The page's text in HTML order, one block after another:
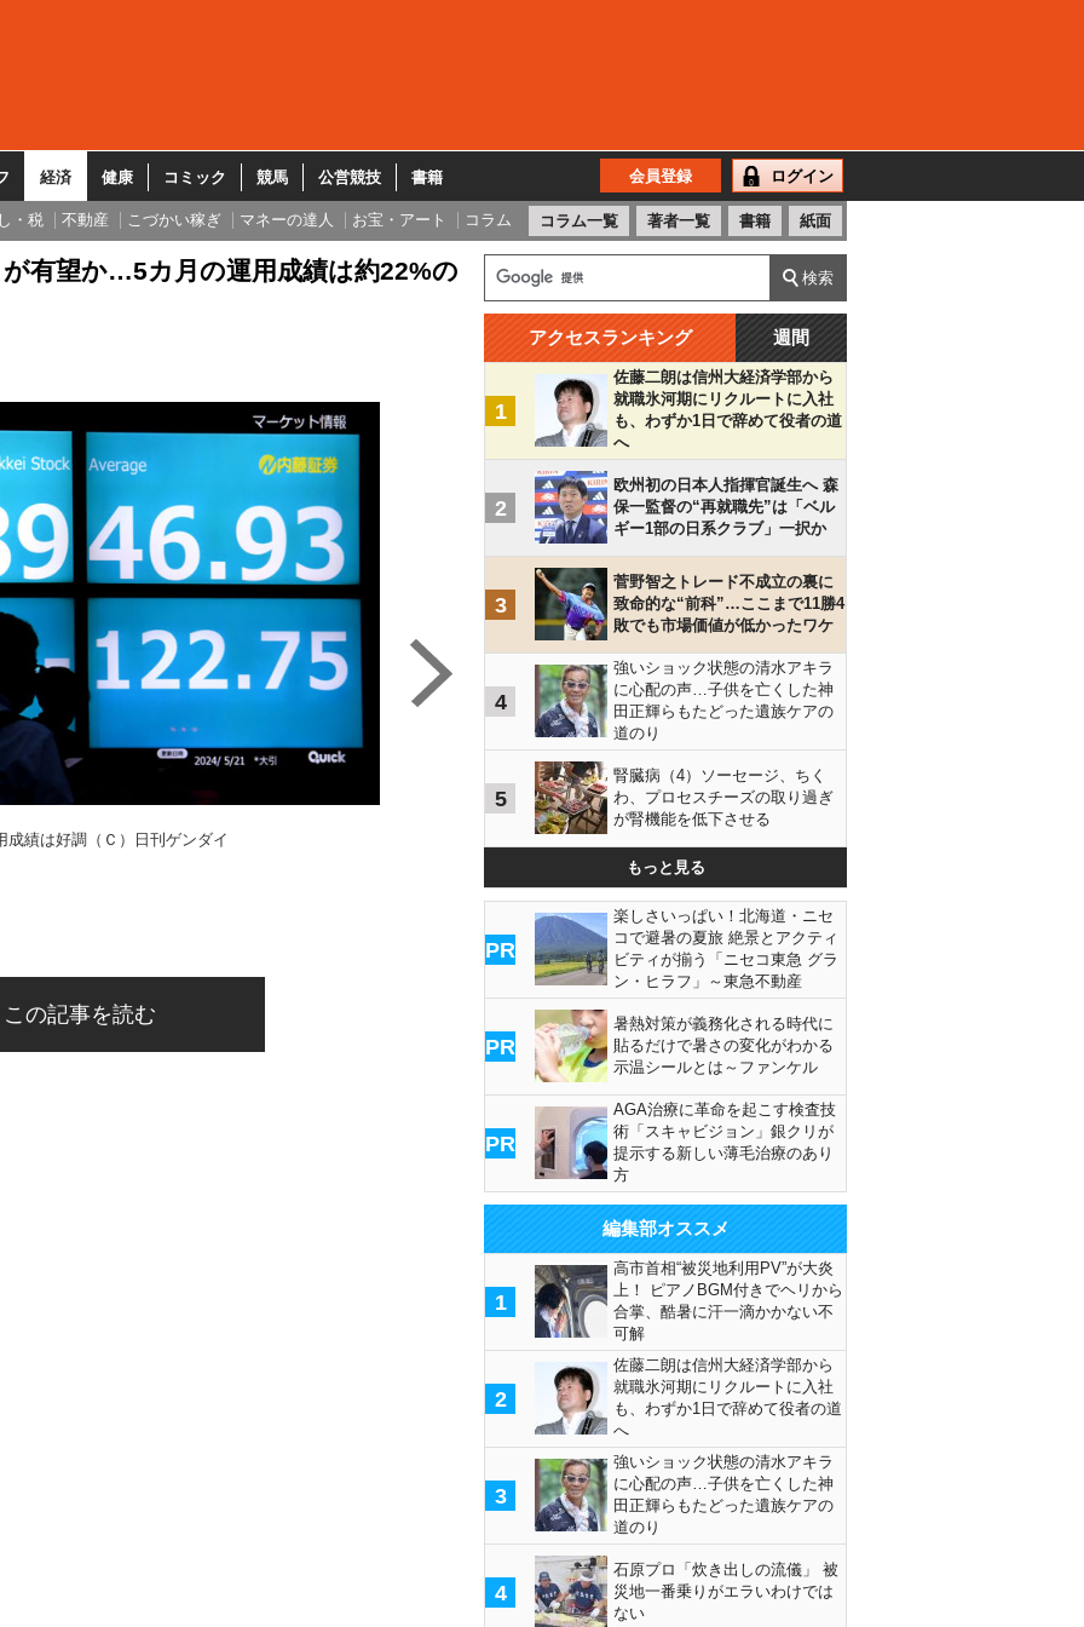
経済 健康 コミック 競馬 公営競技 書籍 会員登録 ログイン
・税 不動産 こづかい稼ぎ マネーの達人 お宝・アート コラム コラム一覧 著者一覧 書籍 紙面
有望か…5カ月の運用成績は約22%の
成績は好調（Ｃ）日刊ゲンダイ
この記事を読む
アクセスランキング 週間
1
佐藤二朗は信州大経済学部から
就職氷河期にリクルートに入社
も、わずか1日で辞めて役者の道
へ
2
欧州初の日本人指揮官誕生へ 森
保一監督の“再就職先”は「ベル
ギー1部の日系クラブ」一択か
3
菅野智之トレード不成立の裏に
致命的な“前科”…ここまで11勝4
敗でも市場価値が低かったワケ
4
強いショック状態の清水アキラ
に心配の声…子供を亡くした神
田正輝らもたどった遺族ケアの
道のり
5
腎臓病（4）ソーセージ、ちく
わ、プロセスチーズの取り過ぎ
が腎機能を低下させる
もっと見る
PR
楽しさいっぱい！北海道・ニセ
コで避暑の夏旅 絶景とアクティ
ビティが揃う「ニセコ東急 グラ
ン・ヒラフ」～東急不動産
PR
暑熱対策が義務化される時代に
貼るだけで暑さの変化がわかる
示温シールとは～ファンケル
PR
AGA治療に革命を起こす検査技
術「スキャビジョン」銀クリが
提示する新しい薄毛治療のあり
方
編集部オススメ
1
高市首相“被災地利用PV”が大炎
上！ ピアノBGM付きでヘリから
合掌、酷暑に汗一滴かかない不
可解
2
佐藤二朗は信州大経済学部から
就職氷河期にリクルートに入社
も、わずか1日で辞めて役者の道
へ
3
強いショック状態の清水アキラ
に心配の声…子供を亡くした神
田正輝らもたどった遺族ケアの
道のり
4
石原プロ「炊き出しの流儀」 被
災地一番乗りがエラいわけでは
ない